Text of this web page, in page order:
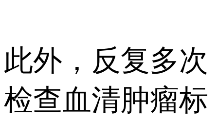
此外，反复多次
检查血清肿瘤标